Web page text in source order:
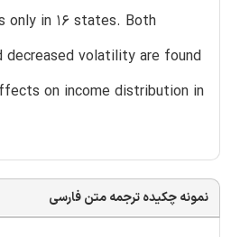
only in 16 states. Both
decreased volatility are found
on income distribution in
نمونه چکیده ترجمه متن فارسی